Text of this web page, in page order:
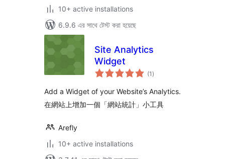
10+ active installations
6.9.6 এর সাথে টেস্ট করা হয়েছে
Site Analytics
Widget
(1 total
ratings
)
Add a Widget of your Website’s Analytics.
在網站上增加一個「網站統計」小工具
Arefly
10+ active installations